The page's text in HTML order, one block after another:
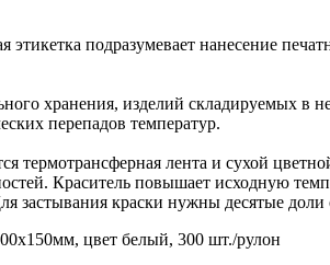
этикетка подразумевает нанесение
хранения, изделий складируемых
перепадов температур.
термотрансферная лента и сухой
Краситель повышает исходную
застывания краски нужны десятые доли
цвет белый, 300 шт./рулон